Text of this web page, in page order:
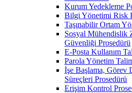
Kurum Yedekleme
Bilgi Yönetimi Risk
Taşınabilir Ortam
Sosyal Mühendislik
Güvenliği Prosedürü
E-Posta Kullanım
Parola Yönetim
İşe Başlama, Görev
Süreçleri Prosedürü
Erişim Kontrol